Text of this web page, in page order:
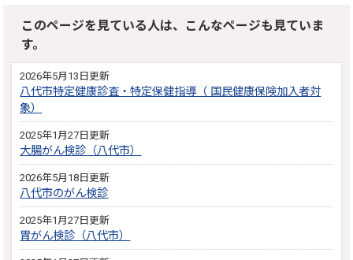
このページを見ている人は、こんなページも見ていま
す。
2026年5月13日更新
八代市特定健康診査・特定保健指導（ 国民健康保険加入者対
象）
2025年1月27日更新
大腸がん検診（八代市）
2026年5月18日更新
八代市のがん検診
2025年1月27日更新
胃がん検診（八代市）